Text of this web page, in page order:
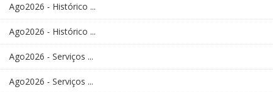
Ago2026 - Histórico ...
Ago2026 - Histórico ...
Ago2026 - Serviços ...
Ago2026 - Serviços ...